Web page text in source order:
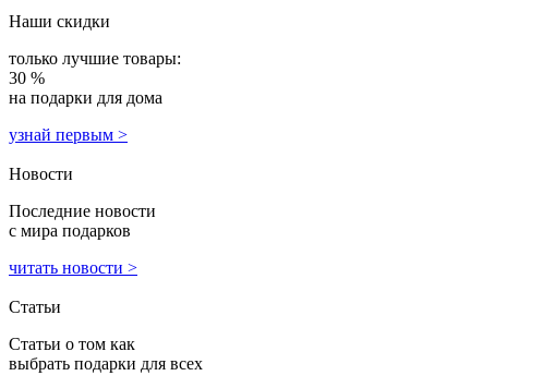
Наши скидки
только лучшие товары:
30 %
на подарки для дома
узнай первым >
Новости
Последние новости
с мира подарков
читать новости >
Статьи
Статьи о том как
выбрать подарки для всех